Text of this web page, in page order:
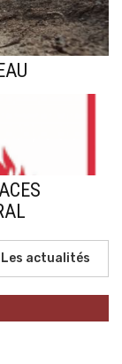
Les actualités